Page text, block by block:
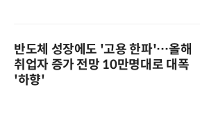
반도체 성장에도 '고용 한파'…올해
취업자 증가 전망 10만명대로 대폭
'하향'